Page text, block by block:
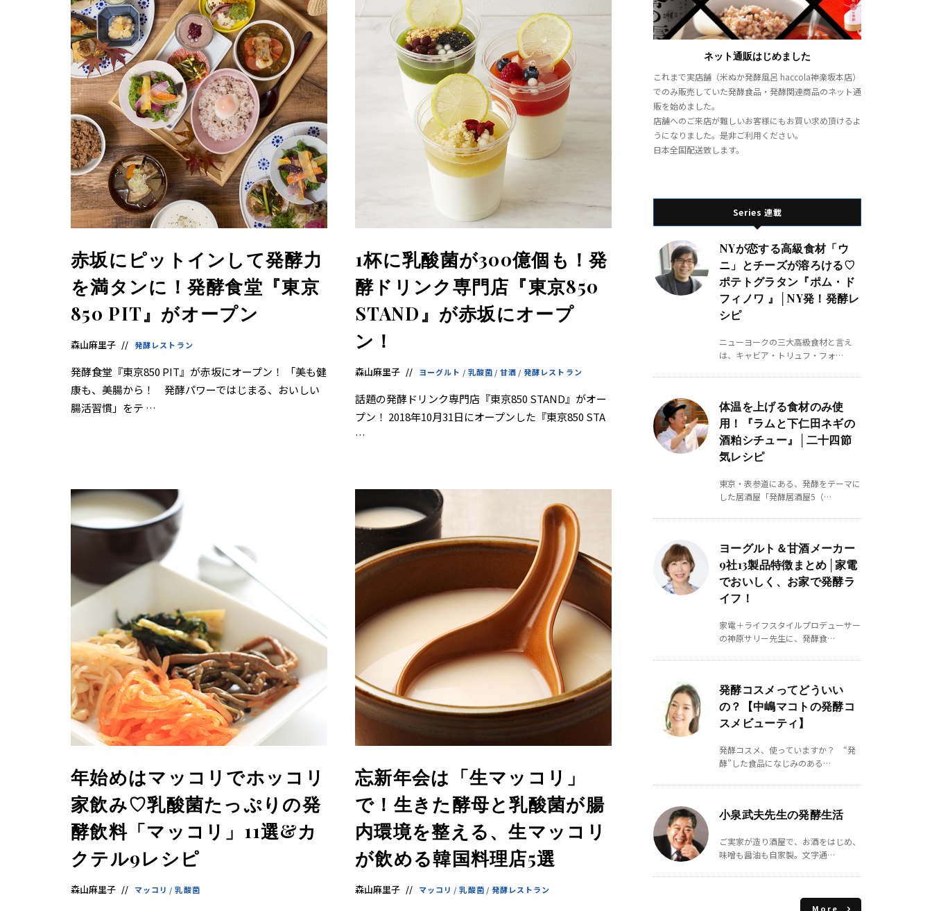
赤坂にピットインして発酵力
を満タンに！発酵食堂『東京
850 PIT』がオープン
森山麻里子 発酵レストラン
発酵食堂『東京850 PIT』が赤坂にオープン！ 「美も健
康も、美腸から！ 発酵パワーではじまる、おいしい
腸活習慣」をテ …
1杯に乳酸菌が300億個も！発
酵ドリンク専門店『東京850
STAND』が赤坂にオープ
ン！
森山麻里子 ヨーグルト / 乳酸菌 / 甘酒 / 発酵レストラン
話題の発酵ドリンク専門店『東京850 STAND』がオー
プン！ 2018年10月31日にオープンした『東京850 STA
…
年始めはマッコリでホッコリ
家飲み♡乳酸菌たっぷりの発
酵飲料「マッコリ」11選&カ
クテル9レシピ
森山麻里子 マッコリ / 乳酸菌
忘新年会は「生マッコリ」
で！生きた酵母と乳酸菌が腸
内環境を整える、生マッコリ
が飲める韓国料理店5選
森山麻里子 マッコリ / 乳酸菌 / 発酵レストラン
ネット通販はじめました
これまで実店舗（米ぬか発酵風呂 haccola神楽坂本店）
でのみ販売していた発酵食品・発酵関連商品のネット通
販を始めました。
店舗へのご来店が難しいお客様にもお買い求め頂けるよ
うになりました。是非ご利用ください。
日本全国配送致します。
Series 連載
NYが恋する高級食材「ウ
ニ」とチーズが溶ろける♡
ポテトグラタン『ポム・ド
フィノワ 』│NY発！発酵レ
シピ
ニューヨークの三大高級食材と言え
は、キャビア・トリュフ・フォ…
体温を上げる食材のみ使
用！『ラムと下仁田ネギの
酒粕シチュー』│二十四節
気レシピ
東京・表参道にある、発酵をテーマに
した居酒屋「発酵居酒屋5（…
ヨーグルト＆甘酒メーカー
9社13製品特徴まとめ│家電
でおいしく、お家で発酵ラ
イフ！
家電＋ライフスタイルプロデューサー
の神原サリー先生に、発酵食…
発酵コスメってどういい
の？【中嶋マコトの発酵コ
スメビューティ】
発酵コスメ、使っていますか？ “発
酵”した食品になじみのある…
小泉武夫先生の発酵生活
ご実家が造り酒屋で、お酒をはじめ、
味噌も醤油も自家製。文字通…
More